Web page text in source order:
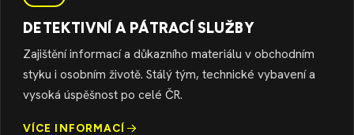
DETEKTIVNÍ A PÁTRACÍ SLUŽBY
Zajištění informací a důkazního materiálu v obchodním
styku i osobním životě. Stálý tým, technické vybavení a
vysoká úspěšnost po celé ČR.
VÍCE INFORMACÍ